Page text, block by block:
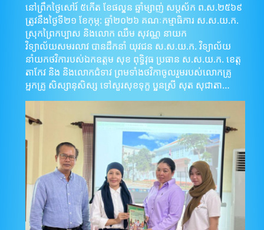
នៅព្រឹកថ្ងៃសៅរ៍ ៥​កើត ខែផល្គុន​ ឆ្នាំម្សាញ់​ សប្តស័ក ព.ស.២៥៦៩
ត្រូវនឹងថ្ងៃទី​២១​ ខែកុម្ភ:​ ឆ្នាំ២០២៦ គណៈកម្មាធិការ ស.ស.យ.ក.
ស្រុកព្រៃកប្បាស និងលោក​ ឈឹម​ សុវណ្ណ​ នាយក
វិទ្យាល័យសមរលាវ បានដឹកនាំ​ យុវជន​ ស.ស.យ.ក​. វិទ្យាល័យ
នាំយកថវិការបស់ឯកឧត្តម សុខ ពុទ្ធិវុធ ប្រធាន ស.ស.យ.ក. ខេត្ត
តាកែវ និង និងលោកជំទាវ ព្រមទាំងថវិកាចូលរួមរបស់លោកគ្រូ
អ្នកគ្រូ សិស្សានុសិស្ស ទៅសួរសុខទុក្ខ​ ប្អូនស្រី​ សុត​ សុជាតា…